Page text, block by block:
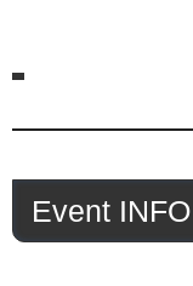
Event INFO